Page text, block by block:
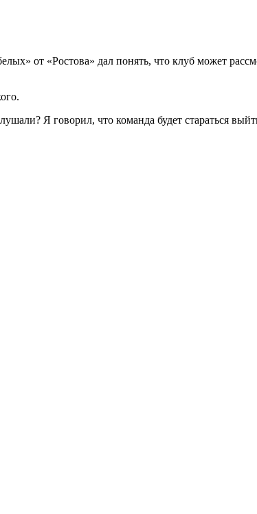
от «Ростова» дал понять, что клуб может
Я говорил, что команда будет стараться